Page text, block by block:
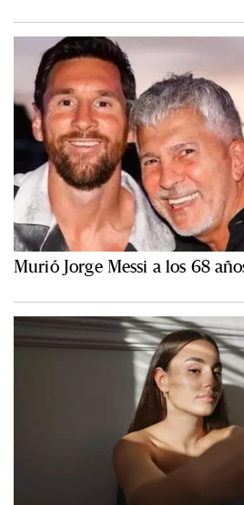
Murió Jorge Messi a los 68